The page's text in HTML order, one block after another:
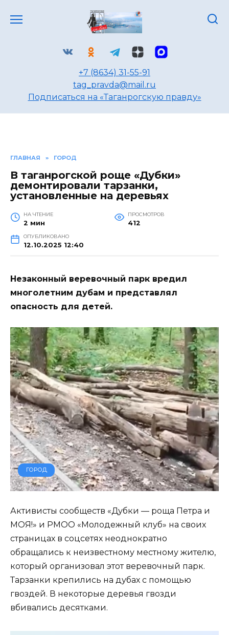
+7 (8634) 31-55-91
tag_pravda@mail.ru
Подписаться на «Таганрогскую правду»
ГЛАВНАЯ » ГОРОД
В таганрогской роще «Дубки»
демонтировали тарзанки,
установленные на деревьях
НА ЧТЕНИЕ
2 мин
ПРОСМОТРОВ
412
ОПУБЛИКОВАНО
12.10.2025 12:40
Незаконный веревочный парк вредил
многолетним дубам и представлял
опасность для детей.
ГОРОД
Активисты сообществ «Дубки — роща Петра и
МОЯ!» и РМОО «Молодежный клуб» на своих
страницах в соцсетях неоднократно
обращались к неизвестному местному жителю,
который организовал этот веревочный парк.
Тарзанки крепились на дубах с помощью
гвоздей. В некоторые деревья гвозди
вбивались десятками.